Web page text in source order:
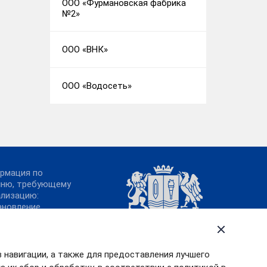
а также для предоставления лучшего
ООО «Фурмановская фабрика
№2»
ООО «ВНК»
ООО «Водосеть»
по
требующему
«МедиаТЭК»